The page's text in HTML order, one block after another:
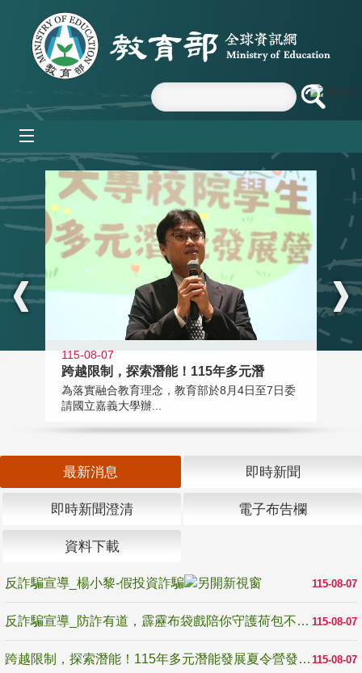
跳到主要內容區塊
:::
115-08-07
跨越限制，探索潛能！115年多元潛
為落實融合教育理念，教育部於8月4日至7日委
請國立嘉義大學辦...
最新消息 即時新聞
即時新聞澄清 電子布告欄
資料下載
115-08-07
反詐騙宣導_楊小黎-假投資詐騙
115-08-07
反詐騙宣導_防詐有道，霹靂布袋戲陪你守護荷包不受騙
115-08-07
跨越限制，探索潛能！115年多元潛能發展夏令營發掘生命無限可能